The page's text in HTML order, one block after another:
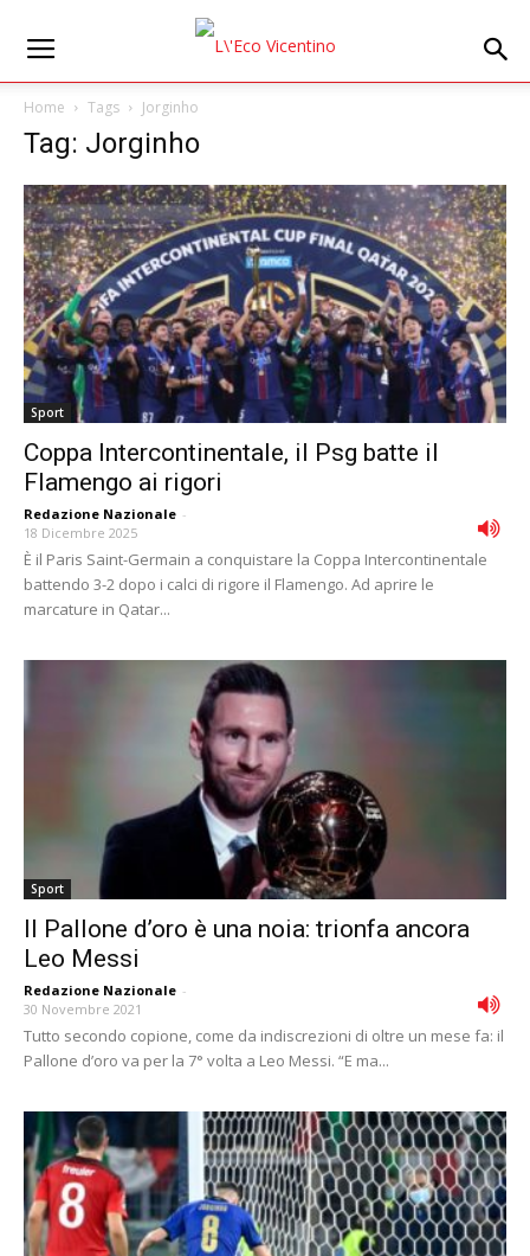
Home Tags Jorginho
Tag: Jorginho
Sport
Coppa Intercontinentale, il Psg batte il
Flamengo ai rigori
Redazione Nazionale -
18 Dicembre 2025
È il Paris Saint-Germain a conquistare la Coppa Intercontinentale
battendo 3-2 dopo i calci di rigore il Flamengo. Ad aprire le
marcature in Qatar...
Sport
Il Pallone d’oro è una noia: trionfa ancora
Leo Messi
Redazione Nazionale -
30 Novembre 2021
Tutto secondo copione, come da indiscrezioni di oltre un mese fa: il
Pallone d’oro va per la 7° volta a Leo Messi. “E ma...